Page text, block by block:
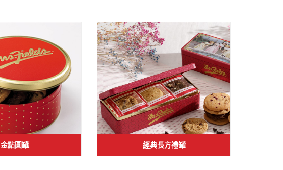
金點圓罐 經典長方禮罐